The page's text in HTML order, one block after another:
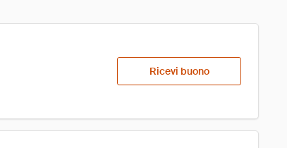
Ricevi buono